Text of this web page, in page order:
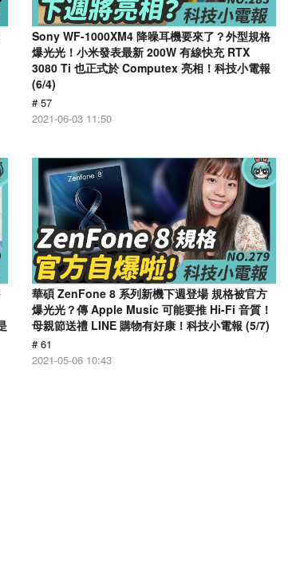
Sony WF-1000XM4 降噪耳機要來了？外型規格
爆光光！小米發表最新 200W 有線快充 RTX
3080 Ti 也正式於 Computex 亮相！科技小電報
(6/4)
# 57
2021-06-03 11:50
華碩 ZenFone 8 系列新機下週登場 規格被官方
爆光光？傳 Apple Music 可能要推 Hi-Fi 音質！
母親節送禮 LINE 購物有好康！科技小電報 (5/7)
# 61
2021-05-06 10:43